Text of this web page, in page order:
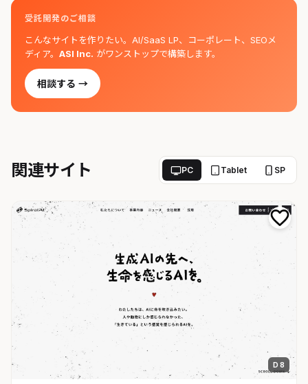
受託開発のご相談
こんなサイトを作りたい。AI/SaaS LP、コーポレート、SEOメ
ディア。 ASI Inc. がワンストップで構築します。
相談する →
関連サイト PC Tablet SP
D 8